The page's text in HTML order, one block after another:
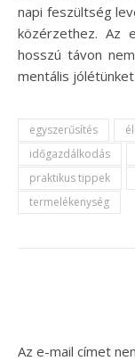
napi feszültség
közérzethez. Az
hosszú távon
mentális
egyszerűsítés
időgazdálkodás
praktikus tippek
termelékenység
Az e-mail címet